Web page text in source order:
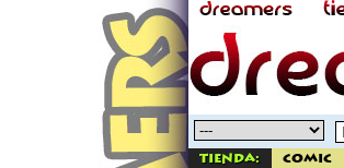
Tienda: Comic